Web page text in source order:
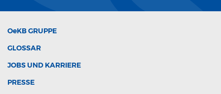
OeKBGRUPPE
GLOSSAR
JOBS UND KARRIERE
PRESSE